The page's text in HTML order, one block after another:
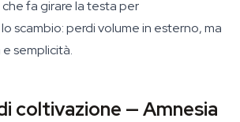
che fa girare la testa per
scambio: perdi volume in esterno, ma
semplicità.
coltivazione — Amnesia